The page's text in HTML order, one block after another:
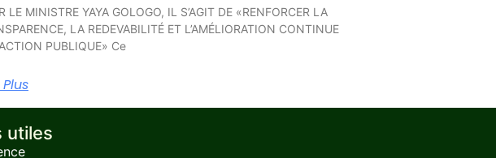
LE MINISTRE YAYA GOLOGO, IL S’AGIT DE «RENFORCER LA
LA REDEVABILITÉ ET L’AMÉLIORATION CONTINUE
PUBLIQUE» Ce
utiles